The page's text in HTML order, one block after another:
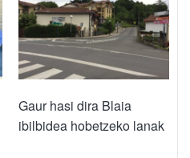
Gaur hasi dira Blaia
ibilbidea hobetzeko lanak